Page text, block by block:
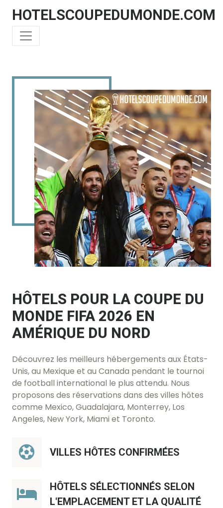
HOTELSCOUPEDUMONDE.COM
HÔTELS POUR LA COUPE DU
MONDE FIFA 2026 EN
AMÉRIQUE DU NORD
Découvrez les meilleurs hébergements aux États-
Unis, au Mexique et au Canada pendant le tournoi
de football international le plus attendu. Nous
proposons des réservations dans des villes hôtes
comme Mexico, Guadalajara, Monterrey, Los
Angeles, New York, Miami et Toronto.
VILLES HÔTES CONFIRMÉES
HÔTELS SÉLECTIONNÉS SELON
L'EMPLACEMENT ET LA QUALITÉ